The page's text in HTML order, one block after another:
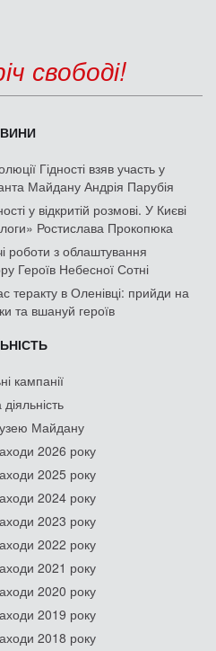
свободі!
Гідності взяв участь у
Майдану Андрія Парубія
у відкритій розмові. У Києві
Ростислава Прокопюка
роботи з облаштування
Героїв Небесної Сотні
теракту в Оленівці: прийди на
та вшануй героїв
кампанії
Майдану
2026 року
2025 року
2024 року
2023 року
2022 року
2021 року
2020 року
2019 року
2018 року